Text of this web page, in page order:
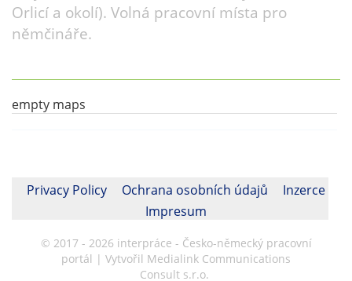
Orlicí a okolí). Volná pracovní místa pro
němčináře.
empty maps
Privacy Policy Ochrana osobních údajů
Inzerce
Impresum
© 2017 - 2026 interpráce - Česko-německý pracovní
portál | Vytvořil Medialink Communications
Consult s.r.o.